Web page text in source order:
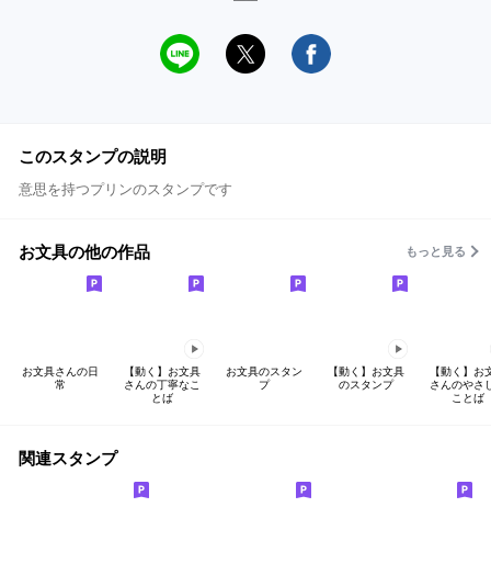
このスタンプの説明
意思を持つプリンのスタンプです
お文具の他の作品 もっと見る
お文具さんの日
常
【動く】お文具
さんの丁寧なこ
とば
お文具のスタン
プ
【動く】お文具
のスタンプ
【動く】お
さんのやさ
ことば
関連スタンプ